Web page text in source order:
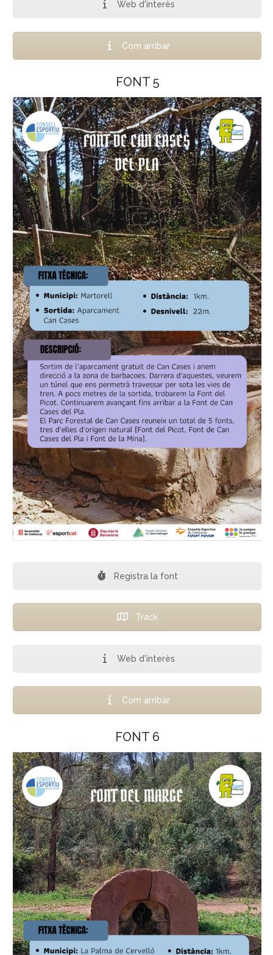
Web d'interès
Com arribar
FONT 5
Registra la font
Track
Web d'interès
Com arribar
FONT 6